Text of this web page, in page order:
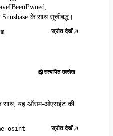
के साथ सूचीबद्ध।
स्रोत देखें
सत्यापित उल्लेख
के साथ, यह ऑसम-ओएसइंट की
osint स्रोत देखें